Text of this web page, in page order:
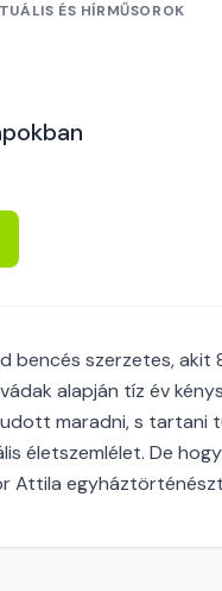
ÉS HÍRMŰSOROK
bencés szerzetes,
alapján tíz év
maradni, s tartani
életszemlélet. De
Attila